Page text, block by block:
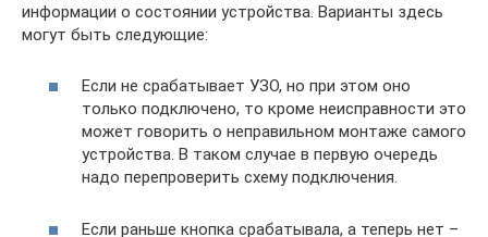
информации о состоянии устройства. Варианты здесь
могут быть следующие:
Если не срабатывает УЗО, но при этом оно
только подключено, то кроме неисправности это
может говорить о неправильном монтаже самого
устройства. В таком случае в первую очередь
надо перепроверить схему подключения.
Если раньше кнопка срабатывала, а теперь нет –